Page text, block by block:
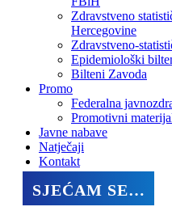
Zdravstveno
Hercegovine
Zdravstveno-
Epidemiološki
Bilteni Zavoda
Promo
Federalna
Promotivni
Javne nabave
Natječaji
Kontakt
SJEĆAM SE…